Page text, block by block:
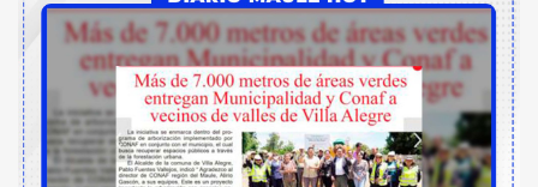
TURISMO
MEDIO AMBIENTE